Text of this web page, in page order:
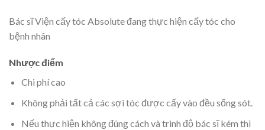
Bác sĩ Viện cấy tóc Absolute đang thực hiện cấy tóc cho
bệnh nhân
Nhược điểm
Chi phí cao
Không phải tất cả các sợi tóc được cấy vào đều sống sót.
Nếu thực hiện không đúng cách và trình độ bác sĩ kém thì